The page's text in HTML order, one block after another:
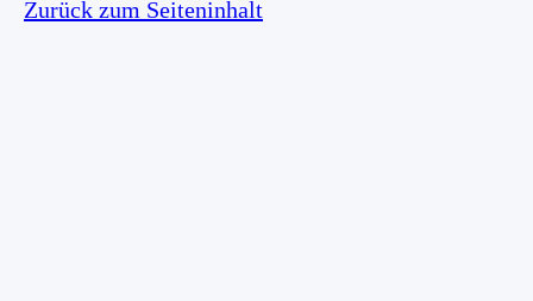
Zurück zum Seiteninhalt